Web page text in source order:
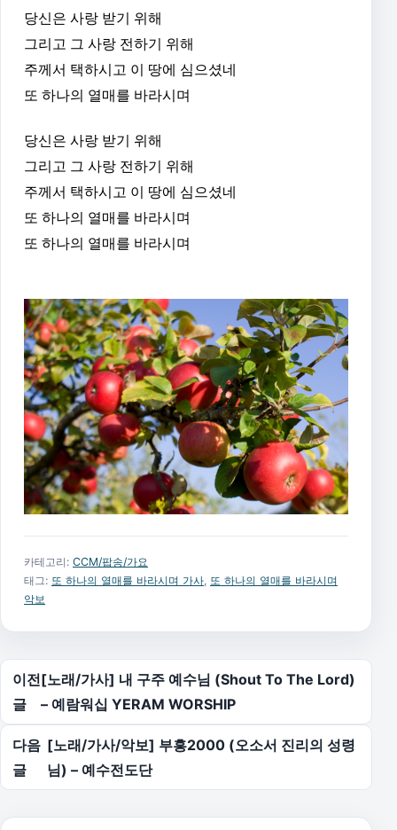
당신은 사랑 받기 위해
그리고 그 사랑 전하기 위해
주께서 택하시고 이 땅에 심으셨네
또 하나의 열매를 바라시며
당신은 사랑 받기 위해
그리고 그 사랑 전하기 위해
주께서 택하시고 이 땅에 심으셨네
또 하나의 열매를 바라시며
또 하나의 열매를 바라시며
카테고리: CCM/팝송/가요
태그: 또 하나의 열매를 바라시며 가사 또 하나의 열매를 바라시며
악보
글 탐색
이전
글
[노래/가사] 내 구주 예수님 (Shout To The Lord)
– 예람워십 YERAM WORSHIP
다음
글
[노래/가사/악보] 부흥2000 (오소서 진리의 성령
님) – 예수전도단